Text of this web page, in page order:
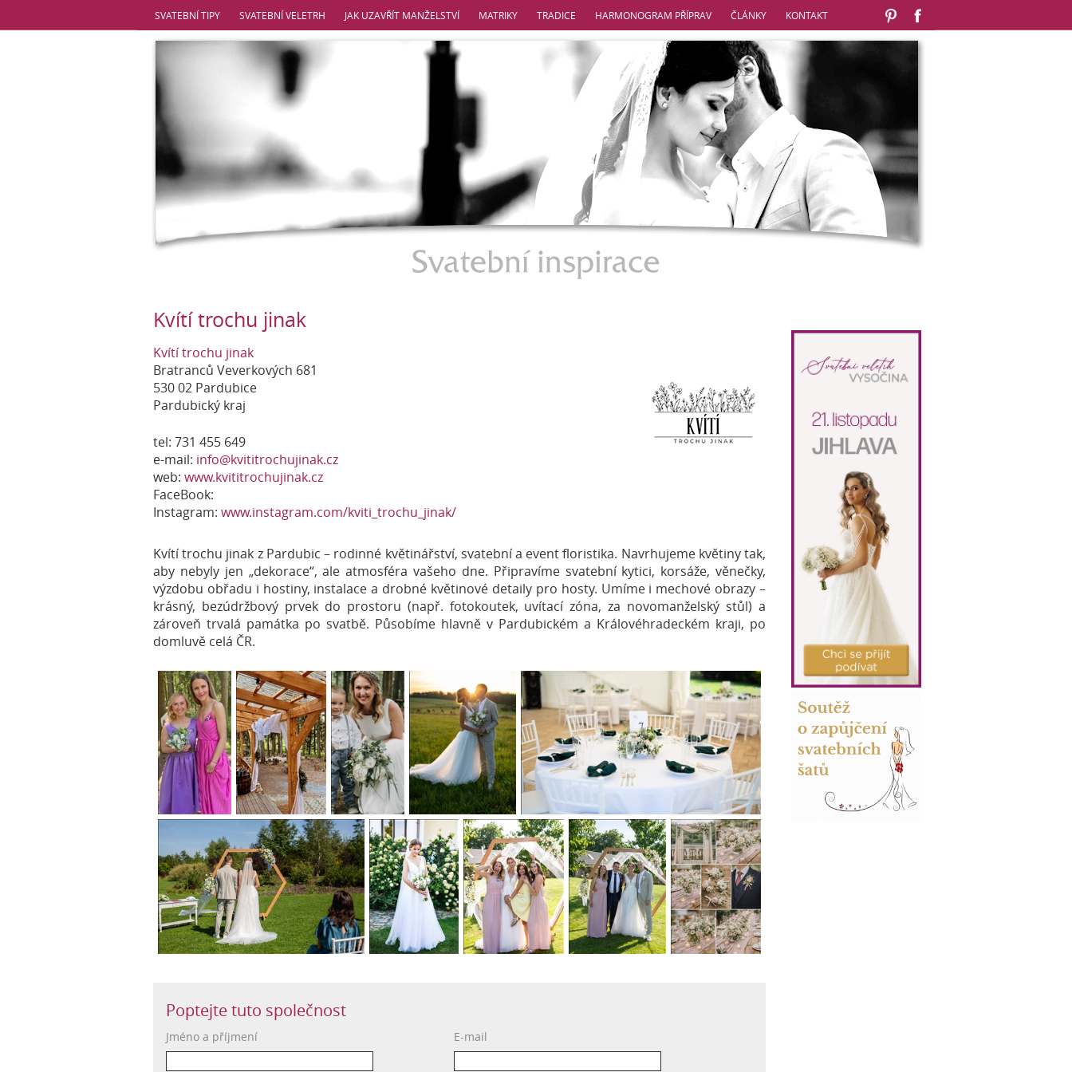
SVATEBNÍ TIPY SVATEBNÍ VELETRH JAK UZAVŘÍT MANŽELSTVÍ MATRIKY TRADICE HARMONOGRAM PŘÍPRAV ČLÁNKY KONTAKT
Kvítí trochu jinak
Kvítí trochu jinak
Bratranců Veverkových 681
530 02 Pardubice
Pardubický kraj
tel: 731 455 649
e-mail: info@kvititrochujinak.cz
web: www.kvititrochujinak.cz
FaceBook:
Instagram: www.instagram.com/kviti_trochu_jinak/
Kvítí trochu jinak z Pardubic – rodinné květinářství, svatební a event floristika. Navrhujeme květiny tak,
aby nebyly jen „dekorace“, ale atmosféra vašeho dne. Připravíme svatební kytici, korsáže, věnečky,
výzdobu obřadu i hostiny, instalace a drobné květinové detaily pro hosty. Umíme i mechové obrazy –
krásný, bezúdržbový prvek do prostoru (např. fotokoutek, uvítací zóna, za novomanželský stůl) a
zároveň trvalá památka po svatbě. Působíme hlavně v Pardubickém a Královéhradeckém kraji, po
domluvě celá ČR.
Poptejte tuto společnost
Jméno a příjmení E-mail